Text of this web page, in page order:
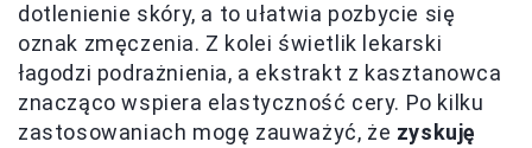
dotlenienie skóry, a to ułatwia pozbycie się
oznak zmęczenia. Z kolei świetlik lekarski
łagodzi podrażnienia, a ekstrakt z kasztanowca
znacząco wspiera elastyczność cery. Po kilku
zastosowaniach mogę zauważyć, że zyskuję